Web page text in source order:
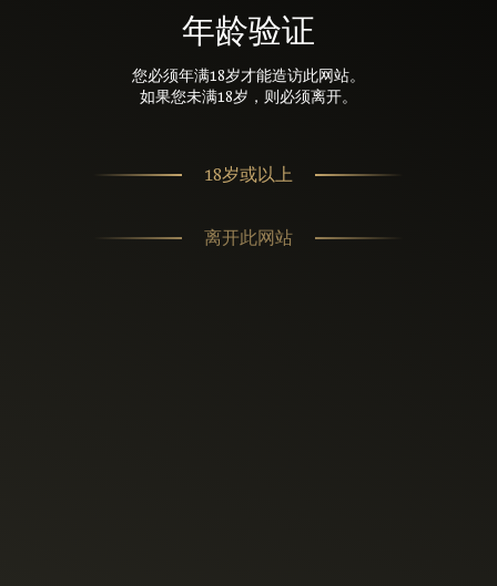
年龄验证
您必须年满18岁才能造访此网站。
如果您未满18岁，则必须离开。
离开此网站
18岁或以上